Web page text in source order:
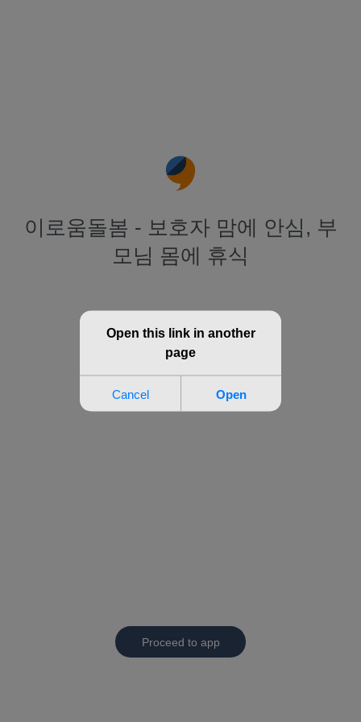
이로움돌봄 - 보호자 맘에 안심, 부
모님 몸에 휴식
Proceed to app